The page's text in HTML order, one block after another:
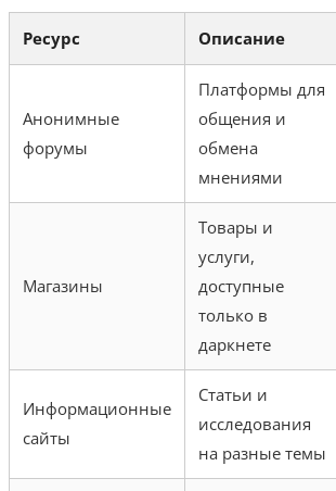
Ресурс Описание
Анонимные
форумы
Платформы для
общения и
обмена
мнениями
Магазины
Товары и
услуги,
доступные
только в
даркнете
Информационные
сайты
Статьи и
исследования
на разные темы